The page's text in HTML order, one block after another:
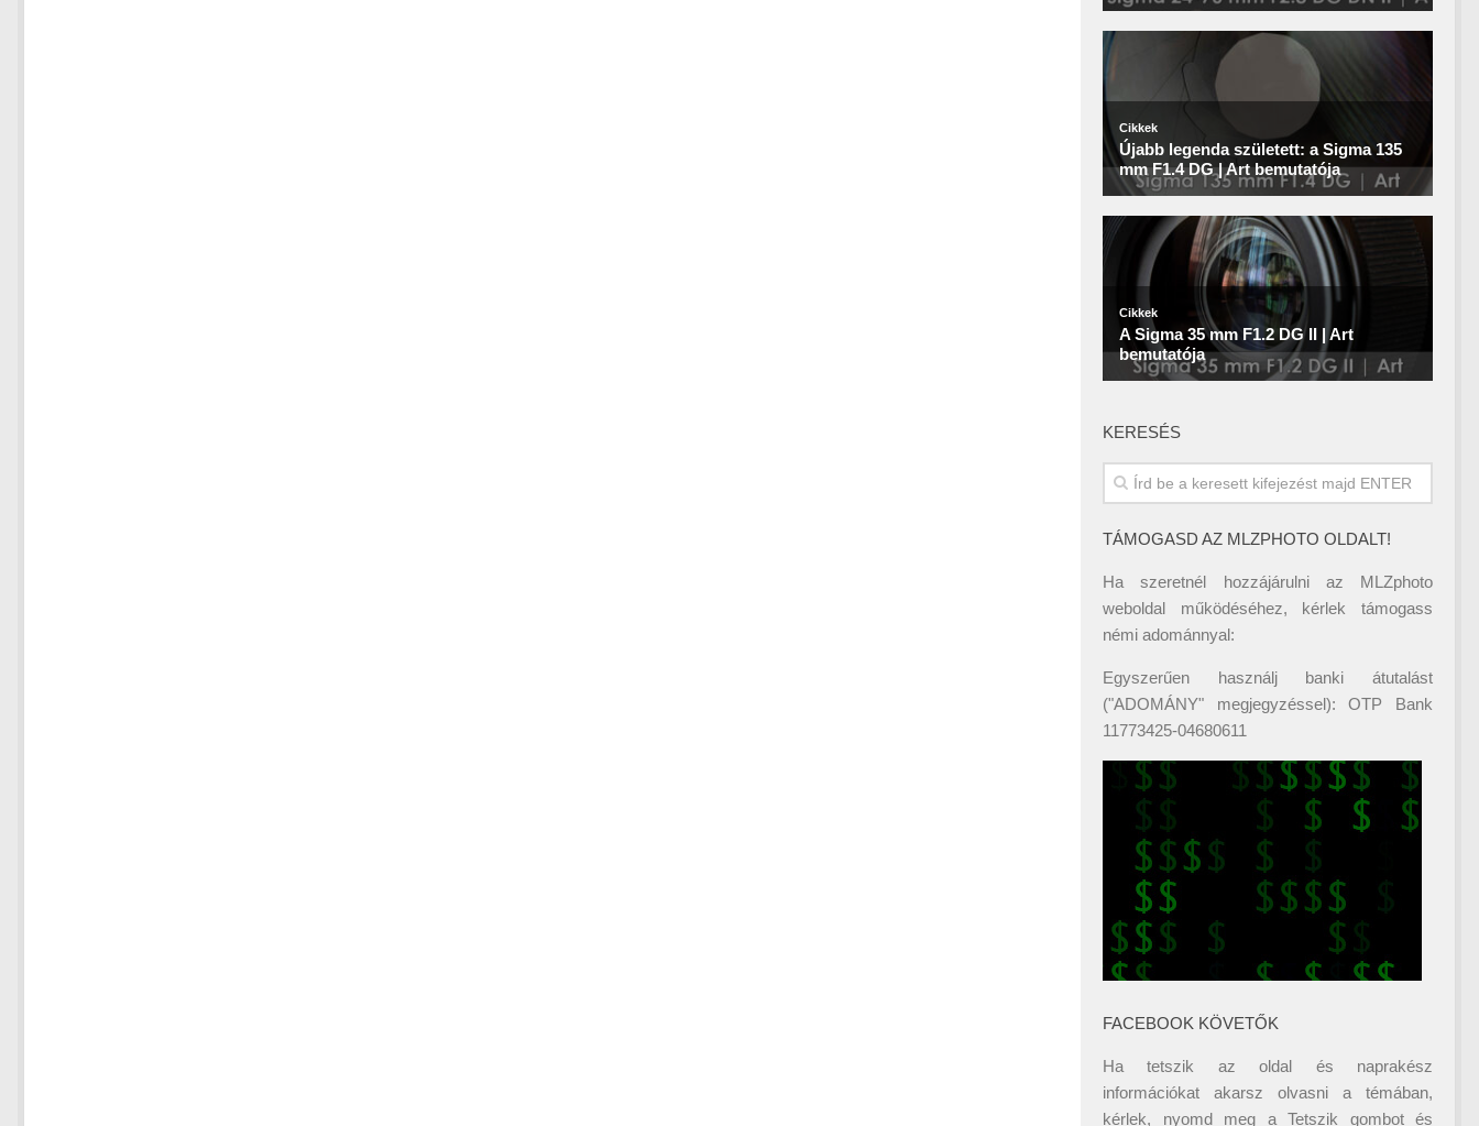
KERESÉS
TÁMOGASD AZ MLZPHOTO OLDALT!
Ha szeretnél hozzájárulni az MLZphoto
weboldal működéséhez, kérlek támogass
némi adománnyal:
Egyszerűen használj banki átutalást
("ADOMÁNY" megjegyzéssel): OTP Bank
11773425-04680611
FACEBOOK KÖVETŐK
Ha tetszik az oldal és naprakész
információkat akarsz olvasni a témában,
kérlek, nyomd meg a Tetszik gombot és